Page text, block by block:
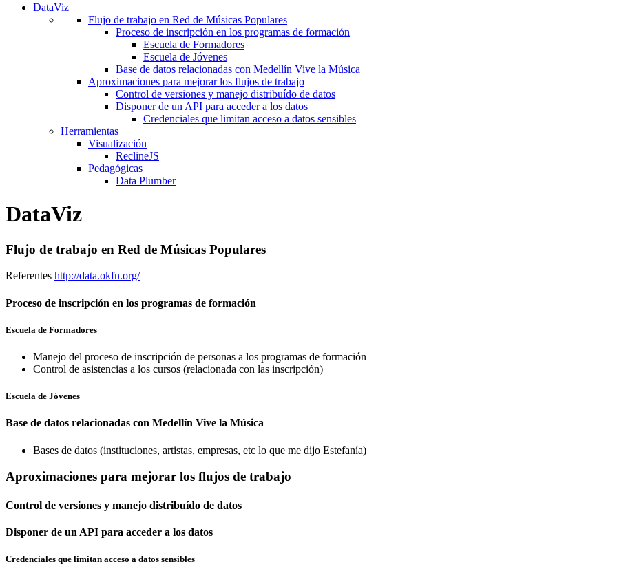
DataViz
Flujo de trabajo en Red de Músicas Populares
Proceso de inscripción en los programas de formación
Escuela de Formadores
Escuela de Jóvenes
Base de datos relacionadas con Medellín Vive la Música
Aproximaciones para mejorar los flujos de trabajo
Control de versiones y manejo distribuído de datos
Disponer de un API para acceder a los datos
Credenciales que limitan acceso a datos sensibles
Herramientas
Visualización
ReclineJS
Pedagógicas
Data Plumber
DataViz
Flujo de trabajo en Red de Músicas Populares
Referentes http://data.okfn.org/
Proceso de inscripción en los programas de formación
Escuela de Formadores
Manejo del proceso de inscripción de personas a los programas de formación
Control de asistencias a los cursos (relacionada con las inscripción)
Escuela de Jóvenes
Base de datos relacionadas con Medellín Vive la Música
Bases de datos (instituciones, artistas, empresas, etc lo que me dijo Estefanía)
Aproximaciones para mejorar los flujos de trabajo
Control de versiones y manejo distribuído de datos
Disponer de un API para acceder a los datos
Credenciales que limitan acceso a datos sensibles